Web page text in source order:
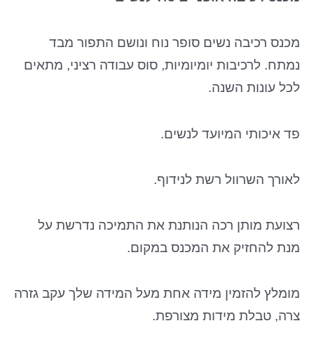
מכנס רכיבה נשים סופר נוח ונושם התפור מבד
נמתח. לרכיבות יומיומיות, סוס עבודה רציני, מתאים
לכל עונות השנה.
פד איכותי המיועד לנשים.
לאורך השרוול רשת לנידוף.
רצועת מותן רכה הנותנת את התמיכה נדרשת על
מנת להחזיק את המכנס במקום.
מומלץ להזמין מידה אחת מעל המידה שלך עקב גזרה
צרה, טבלת מידות מצורפת.